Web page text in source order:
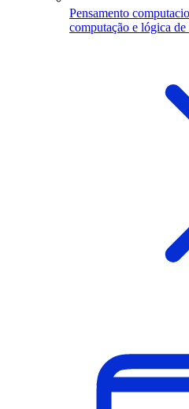
Pensamento
computação e lógica